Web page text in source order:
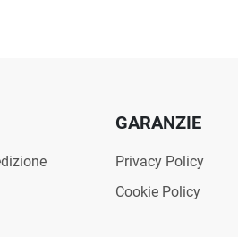
GARANZIE
Privacy Policy
Cookie Policy